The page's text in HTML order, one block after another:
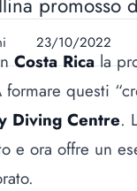
23/10/2022
Costa Ricala
formare questi
Diving Centre.
e ora offre un